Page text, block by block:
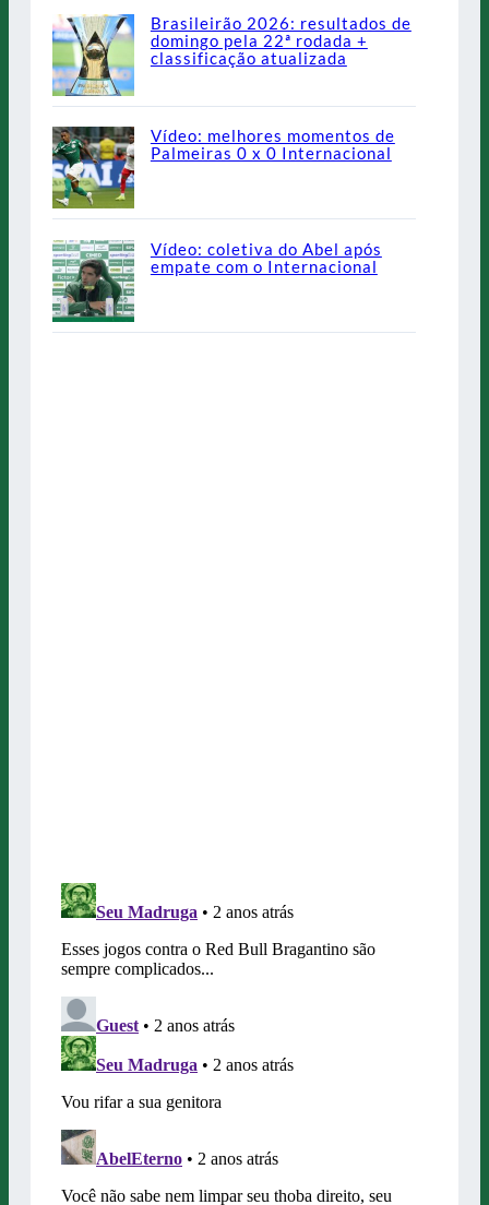
Brasileirão 2026: resultados de
domingo pela 22ª rodada +
classificação atualizada
Vídeo: melhores momentos de
Palmeiras 0 x 0 Internacional
Vídeo: coletiva do Abel após
empate com o Internacional